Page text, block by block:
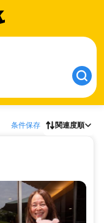
条件保存 関連度順